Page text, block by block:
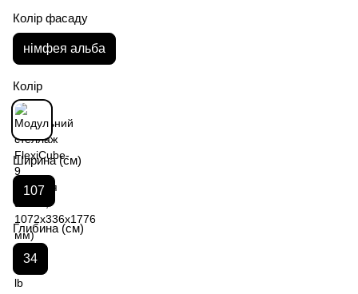
Колір фасаду
німфея альба
Колір
Ширина (см)
107
Глибина (см)
34